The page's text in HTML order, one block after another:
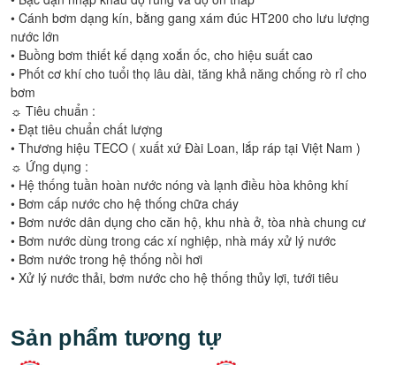
• Cánh bơm dạng kín, bằng gang xám đúc HT200 cho lưu lượng
nước lớn
• Buồng bơm thiết kế dạng xoắn ốc, cho hiệu suất cao
• Phốt cơ khí cho tuổi thọ lâu dài, tăng khả năng chống rò rỉ cho
bơm
☼ Tiêu chuẩn :
• Đạt tiêu chuẩn chất lượng
• Thương hiệu TECO ( xuất xứ Đài Loan, lắp ráp tại Việt Nam )
☼ Ứng dụng :
• Hệ thống tuần hoàn nước nóng và lạnh điều hòa không khí
• Bơm cấp nước cho hệ thống chữa cháy
• Bơm nước dân dụng cho căn hộ, khu nhà ở, tòa nhà chung cư
• Bơm nước dùng trong các xí nghiệp, nhà máy xử lý nước
• Bơm nước trong hệ thống nồi hơi
• Xử lý nước thải, bơm nước cho hệ thống thủy lợi, tưới tiêu
Sản phẩm tương tự